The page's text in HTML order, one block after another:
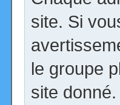
site. Si
le groupe
site